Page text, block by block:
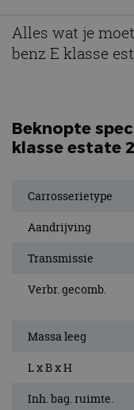
Alles wat je
benz E klasse
Beknopte
klasse estate
Carrosserietype
Aandrijving
Transmissie
Verbr. gecomb.
Massa leeg
L x B x H
Inh. bag. ruimte.